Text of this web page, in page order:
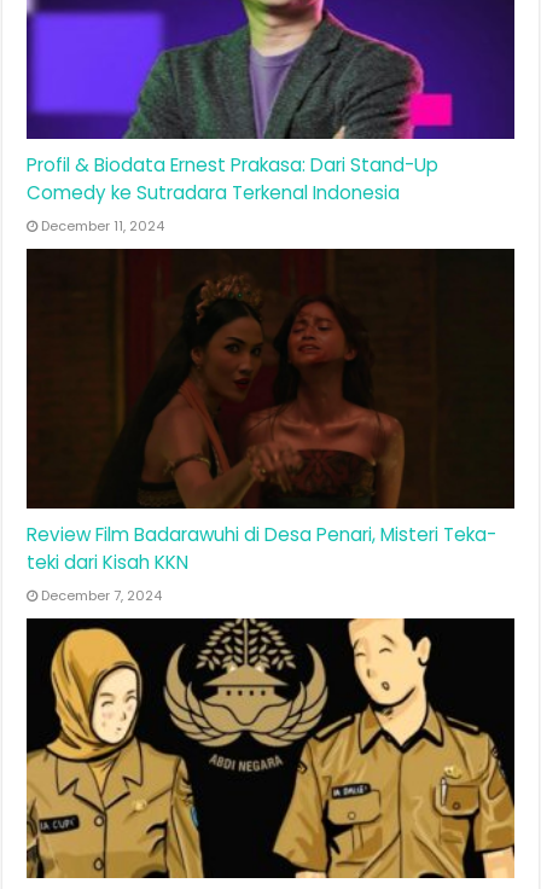
Profil & Biodata Ernest Prakasa: Dari Stand-Up
Comedy ke Sutradara Terkenal Indonesia
December 11, 2024
Review Film Badarawuhi di Desa Penari, Misteri Teka-
teki dari Kisah KKN
December 7, 2024